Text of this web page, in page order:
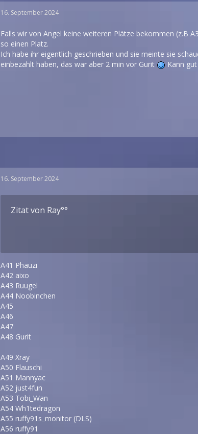
16. September 2024
Falls wir von Angel keine weiteren Plätze bekommen (z.B
so einen Platz.
Ich habe ihr eigentlich geschrieben und sie meinte sie
einbezahlt haben, das war aber 2 min vor Gurit
Kann
16. September 2024
Zitat von Ray°°
A41 Phauzi
A42 aixo
A43 Ruugel
A44 Noobinchen
A45
A46
A47
A48 Gurit
A49 Xray
A50 Flauschi
A51 Mannyac
A52 just4fun
A53 Tobi_Wan
A54 Wh1tedragon
A55 ruffy91s_monitor (DLS)
A56 ruffy91